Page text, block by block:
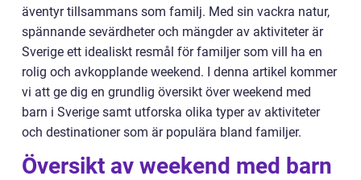
äventyr tillsammans som familj. Med sin vackra natur,
spännande sevärdheter och mängder av aktiviteter är
Sverige ett idealiskt resmål för familjer som vill ha en
rolig och avkopplande weekend. I denna artikel kommer
vi att ge dig en grundlig översikt över weekend med
barn i Sverige samt utforska olika typer av aktiviteter
och destinationer som är populära bland familjer.
Översikt av weekend med barn